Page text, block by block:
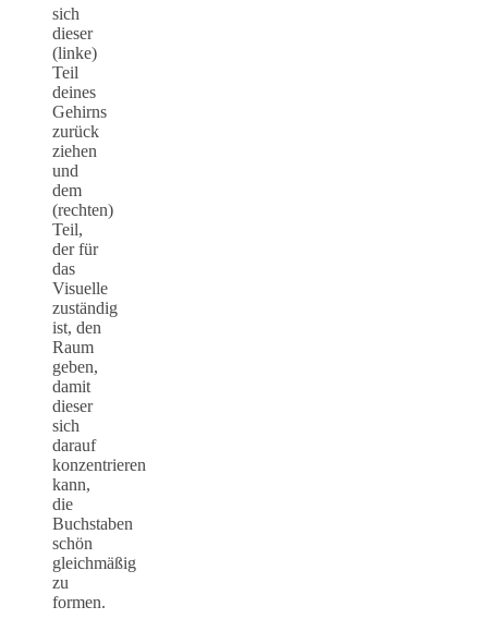
sich
dieser
(linke)
Teil
deines
Gehirns
zurück
ziehen
und
dem
(rechten)
Teil,
der für
das
Visuelle
zuständig
ist, den
Raum
geben,
damit
dieser
sich
darauf
konzentrieren
kann,
die
Buchstaben
schön
gleichmäßig
zu
formen.